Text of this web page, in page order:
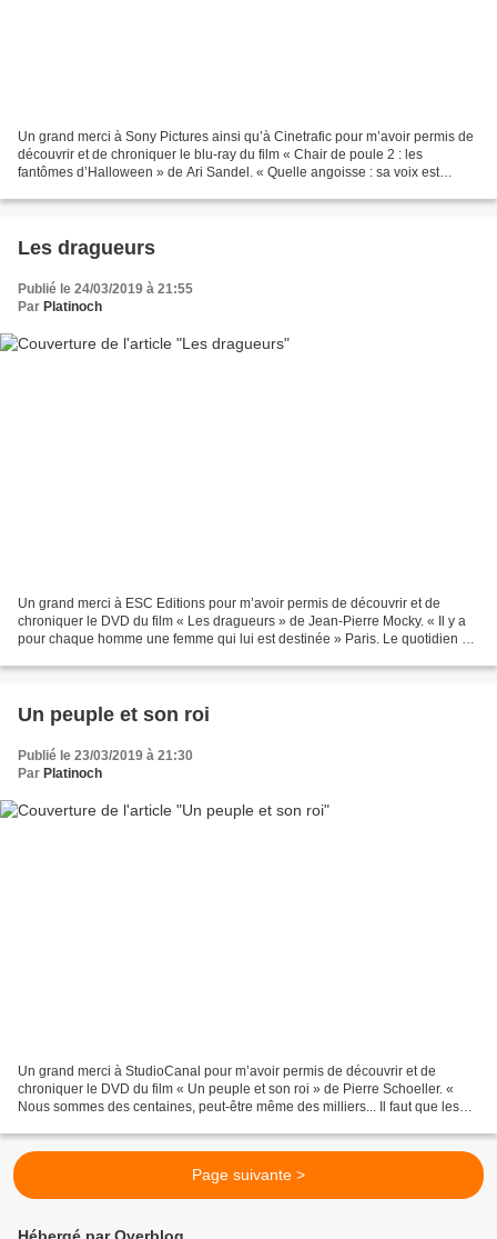
Un grand merci à Sony Pictures ainsi qu’à Cinetrafic pour m’avoir permis de
découvrir et de chroniquer le blu-ray du film « Chair de poule 2 : les
fantômes d’Halloween » de Ari Sandel. « Quelle angoisse : sa voix est
Les dragueurs
Publié le 24/03/2019 à 21:55
Par Platinoch
Un grand merci à ESC Editions pour m’avoir permis de découvrir et de
chroniquer le DVD du film « Les dragueurs » de Jean-Pierre Mocky. « Il y a
pour chaque homme une femme qui lui est destinée » Paris. Le quotidien de
Un peuple et son roi
Publié le 23/03/2019 à 21:30
Par Platinoch
Un grand merci à StudioCanal pour m’avoir permis de découvrir et de
chroniquer le DVD du film « Un peuple et son roi » de Pierre Schoeller. «
Nous sommes des centaines, peut-être même des milliers... Il faut que les
Page suivante >